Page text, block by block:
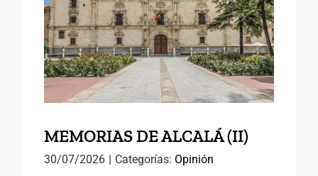
MEMORIAS DE ALCALÁ (II)
MEMORIAS DE ALCALÁ (II)
30/07/2026 | Categorías: Opinión